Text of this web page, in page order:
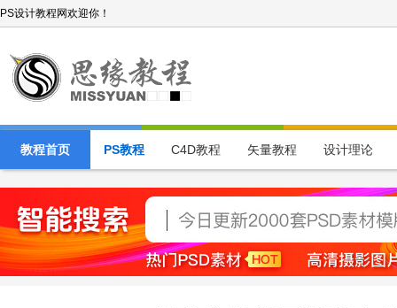
PS设计教程网欢迎你！
教程首页 PS教程 C4D教程 矢量教程 设计理论